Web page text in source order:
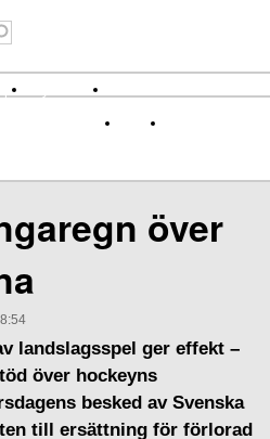
Nyhetsbrev
I spåren av Corona Arena
över
landslagsspel ger effekt –
över hockeyns
besked av Svenska
till ersättning för förlorad